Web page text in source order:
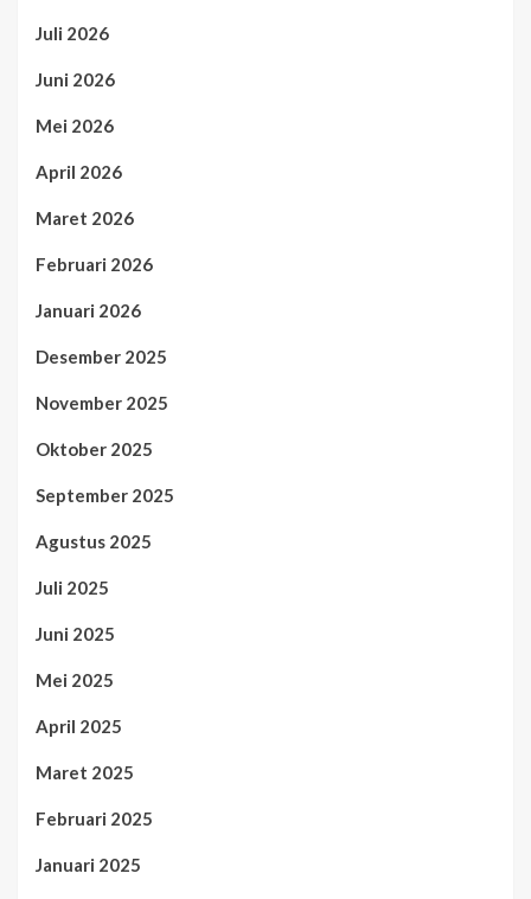
Juli 2026
Juni 2026
Mei 2026
April 2026
Maret 2026
Februari 2026
Januari 2026
Desember 2025
November 2025
Oktober 2025
September 2025
Agustus 2025
Juli 2025
Juni 2025
Mei 2025
April 2025
Maret 2025
Februari 2025
Januari 2025